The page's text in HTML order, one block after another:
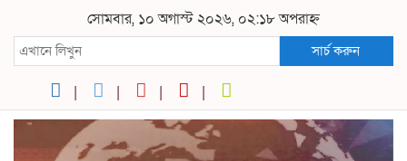
সোমবার, ১০ অগাস্ট ২০২৬, ০২:১৮ অপরাহ্ন
সার্চ করুন